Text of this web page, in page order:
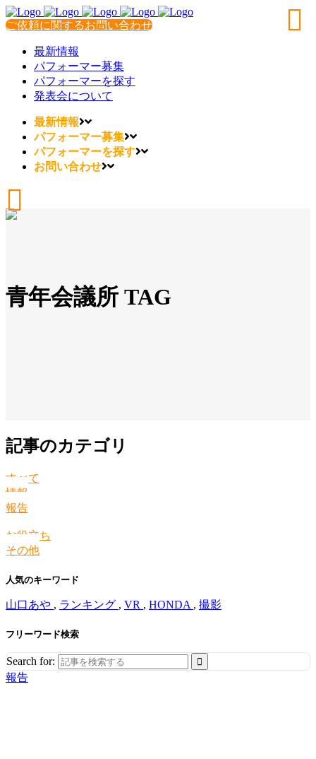
ご依頼に関するお問い合わせ
最新情報
パフォーマー募集
パフォーマーを探す
発表会について
最新情報
パフォーマー募集
パフォーマーを探す
お問い合わせ
青年会議所 TAG
記事のカテゴリ
すべて
情報
報告
お役立ち
その他
人気のキーワード
山口あや , ランキング , VR , HONDA , 撮影
フリーワード検索
Search for:
報告